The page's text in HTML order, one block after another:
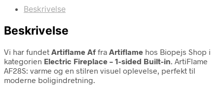
Beskrivelse
Beskrivelse
Vi har fundet Artiflame Af fra Artiflame hos Biopejs Shop i
kategorien Electric Fireplace – 1-sided Built-in. ArtiFlame
AF28S: varme og en stilren visuel oplevelse, perfekt til
moderne boligindretning.